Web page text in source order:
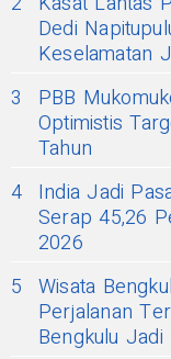
Dedi
Keselamatan
3
PBB
Optimistis
Tahun
4 India Jadi
Serap 45,26
2026
5 Wisata
Perjalanan
Bengkulu